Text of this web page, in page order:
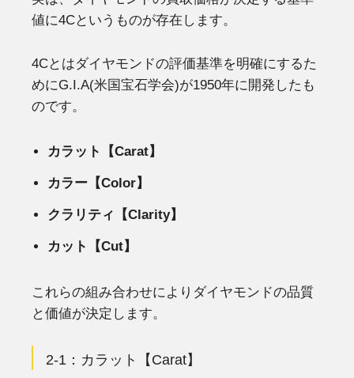
値に4Cというものが存在します。
4Cとはダイヤモンドの評価基準を明確にするた
めにG.I.A(米国宝石学会)が1950年に開発したも
のです。
カラット【Carat】
カラー【Color】
クラリティ【Clarity】
カット【Cut】
これらの組み合わせによりダイヤモンドの品質
と価値が決定します。
2-1：カラット【Carat】